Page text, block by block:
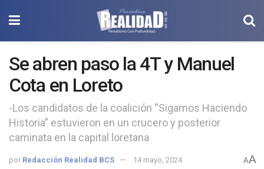
Se abren paso la 4T y Manuel
Cota en Loreto
-Los candidatos de la coalición “Sigamos Haciendo
Historia” estuvieron en un crucero y posterior
caminata en la capital loretana
por Redacción Realidad BCS 14 mayo, 2024 AA